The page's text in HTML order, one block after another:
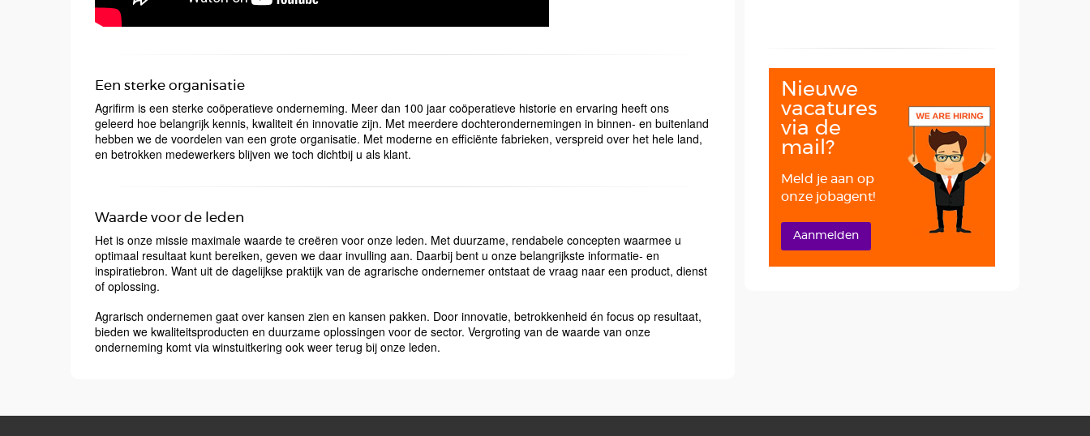
Een sterke organisatie
Agrifirm is een sterke coöperatieve onderneming. Meer dan 100 jaar coöperatieve historie en ervaring heeft ons
geleerd hoe belangrijk kennis, kwaliteit én innovatie zijn. Met meerdere dochterondernemingen in binnen- en buitenland
hebben we de voordelen van een grote organisatie. Met moderne en efficiënte fabrieken, verspreid over het hele land,
en betrokken medewerkers blijven we toch dichtbij u als klant.
Waarde voor de leden
Het is onze missie maximale waarde te creëren voor onze leden. Met duurzame, rendabele concepten waarmee u
optimaal resultaat kunt bereiken, geven we daar invulling aan. Daarbij bent u onze belangrijkste informatie- en
inspiratiebron. Want uit de dagelijkse praktijk van de agrarische ondernemer ontstaat de vraag naar een product, dienst
of oplossing.
Agrarisch ondernemen gaat over kansen zien en kansen pakken. Door innovatie, betrokkenheid én focus op resultaat,
bieden we kwaliteitsproducten en duurzame oplossingen voor de sector. Vergroting van de waarde van onze
onderneming komt via winstuitkering ook weer terug bij onze leden.
Nieuwe
vacatures
via de
mail?
Meld je aan op
onze jobagent!
Aanmelden